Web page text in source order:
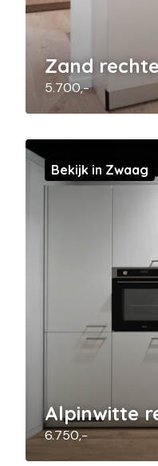
Zand
5.700,-
Alpinwitte
6.750,-
Bekijk in Zwaag